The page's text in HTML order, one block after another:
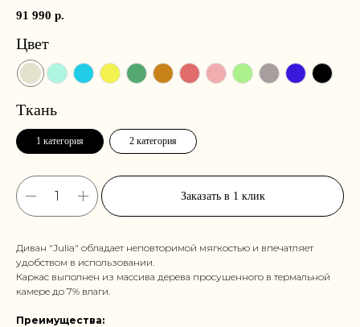
91 990 р.
Цвет
Ткань
1 категория 2 категория
Заказать в 1 клик
Диван "Julia" обладает неповторимой мягкостью и впечатляет
удобством в использовании.
Каркас выполнен из массива дерева просушенного в термальной
камере до 7% влаги.
Преимущества: